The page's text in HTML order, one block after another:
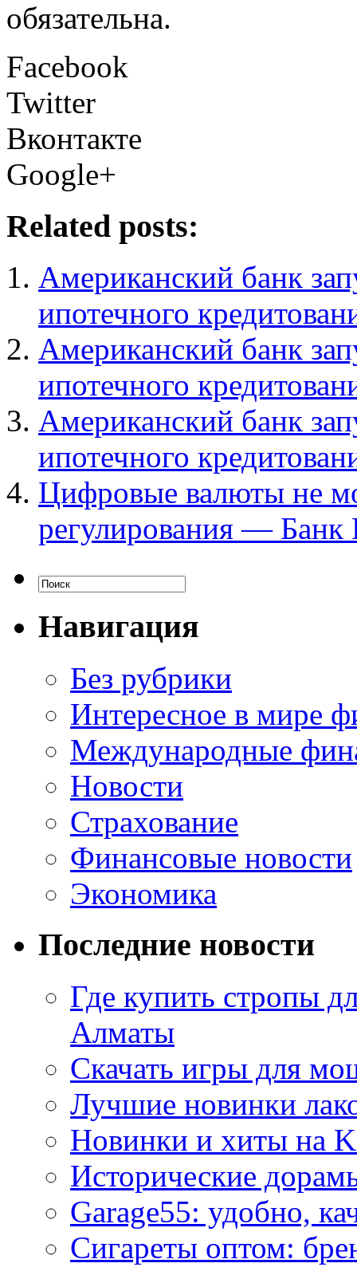
обязательна.
Facebook
Twitter
Вконтакте
Google+
Related posts:
Американский банк
ипотечного
Американский банк
ипотечного
Американский банк
ипотечного
Цифровые валюты не
регулирования — Банк
Навигация
Без рубрики
Интересное в мире
Международные
Новости
Страхование
Финансовые новости
Экономика
Последние новости
Где купить стропы
Алматы
Скачать игры для
Лучшие новинки
Новинки и хиты на
Исторические
Garage55: удобно,
Сигареты оптом: